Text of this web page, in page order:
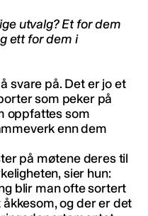
utvalg? Et for dem
ett for dem i
svare på. Det er jo et
som peker på
oppfattes som
enn dem
på møtene deres til
sier hun:
blir man ofte sortert
og der er det